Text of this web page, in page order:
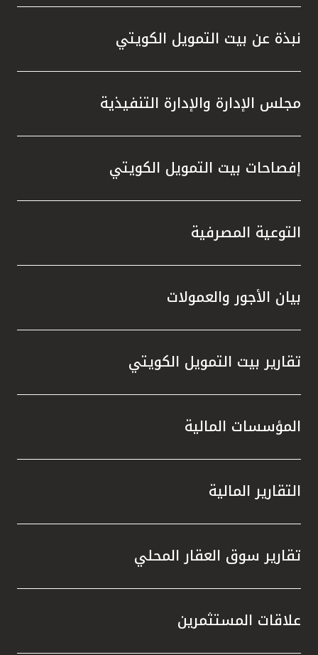
المصرفية،وخدمة KFHonline، وأجهزة الصرف
الآلي والاستفادة من الفرص المميزة التي
توفرها، والتي تمنحهم إمكانية الفوز بجوائز قيّمة
في السحوبات المقبلة ، إلى جانب المزايا
وخدماته المصرفية والتي تلبي تطلعاتهم وتعزز
نبذة عن بيت التمويل الكويتي
مجلس الإدارة والإدارة التنفيذية
إفصاحات بيت التمويل الكويتي
التوعية المصرفية
بيان الأجور والعمولات
تقارير بيت التمويل الكويتي
المؤسسات المالية
التقارير المالية
تقارير سوق العقار المحلي
علاقات المستثمرين